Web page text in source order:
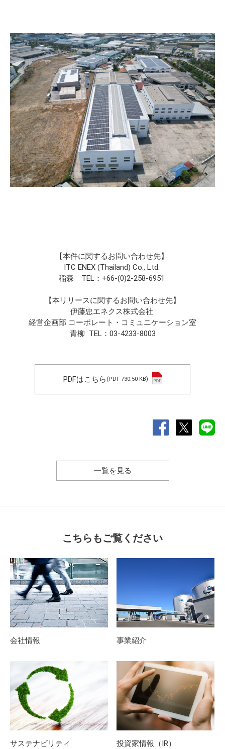
【本件に関するお問い合わせ先】
ITC ENEX (Thailand) Co., Ltd.
稲森 TEL：+66-(0)2-258-6951
【本リリースに関するお問い合わせ先】
伊藤忠エネクス株式会社
経営企画部 コーポレート・コミュニケーション室
青柳 TEL：03-4233-8003
PDFはこちら (PDF 730.50 KB)
一覧を見る
こちらもご覧ください
会社情報 事業紹介
サステナビリティ 投資家情報（IR）